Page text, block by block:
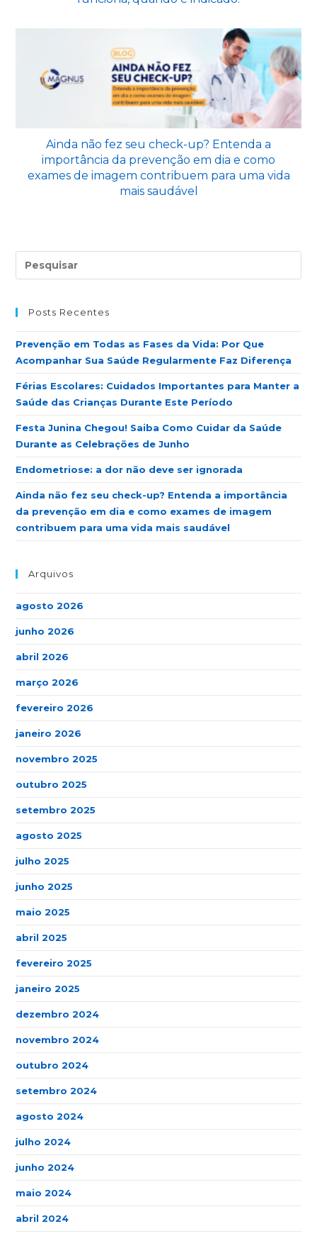
Ainda não fez seu check-up? Entenda a
importância da prevenção em dia e como
exames de imagem contribuem para uma vida
mais saudável
Posts Recentes
Prevenção em Todas as Fases da Vida: Por Que
Acompanhar Sua Saúde Regularmente Faz Diferença
Férias Escolares: Cuidados Importantes para Manter a
Saúde das Crianças Durante Este Período
Festa Junina Chegou! Saiba Como Cuidar da Saúde
Durante as Celebrações de Junho
Endometriose: a dor não deve ser ignorada
Ainda não fez seu check-up? Entenda a importância
da prevenção em dia e como exames de imagem
contribuem para uma vida mais saudável
Arquivos
agosto 2026
junho 2026
abril 2026
março 2026
fevereiro 2026
janeiro 2026
novembro 2025
outubro 2025
setembro 2025
agosto 2025
julho 2025
junho 2025
maio 2025
abril 2025
fevereiro 2025
janeiro 2025
dezembro 2024
novembro 2024
outubro 2024
setembro 2024
agosto 2024
julho 2024
junho 2024
maio 2024
abril 2024